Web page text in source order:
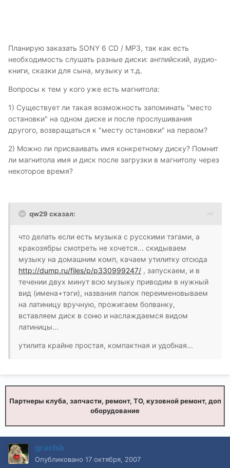
Планирую заказать SONY 6 CD / MP3, так как есть
необходимость слушать разные диски: английский, аудио-
книги, сказки для сына, музыку и т.д.
Вопросы к тем у кого уже есть магнитола:
1) Существует ли такая возможность запоминать "место
остановки" на одном диске и после прослушивания
другого, возвращаться к "месту остановки" на первом?
2) Можно ли присваивать имя конкретному диску? Помнит
ли магнитола имя и диск после загрузки в магнитолу через
некоторое время?
qw29 сказал:
что делать если есть музыка с русскими тэгами, а
кракозябры смотреть не хочется... скидываем
музыку на домашним комп, качаем утилитку отсюда
http://dump.ru/files/p/p330999247/ , запускаем, и в
течении двух минут всю музыку приводим в нужный
вид (имена+тэги), названия папок переименовываем
на латиницу вручную, прожигаем болванку,
вставляем диск в соню и наслаждаемся видом
латиницы...
утилита крайне простая, компактная и удобная...
Партнеры клуба, запчасти, ремонт, ТО, кузовной ремонт, доп
оборудование
grachik
Опубликовано 17 октября, 2007